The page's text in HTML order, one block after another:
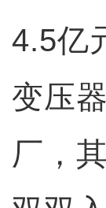
4.5亿
变压
厂，